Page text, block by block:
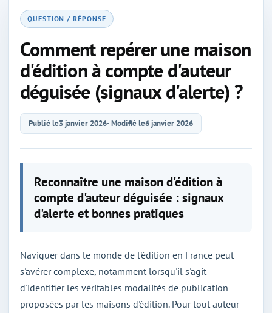
QUESTION / RÉPONSE
Comment repérer une maison
d'édition à compte d'auteur
déguisée (signaux d'alerte) ?
Publié le3 janvier 2026- Modifié le6 janvier 2026
Reconnaître une maison d'édition à
compte d'auteur déguisée : signaux
d'alerte et bonnes pratiques
Naviguer dans le monde de l'édition en France peut
s'avérer complexe, notamment lorsqu'il s'agit
d'identifier les véritables modalités de publication
proposées par les maisons d'édition. Pour tout auteur